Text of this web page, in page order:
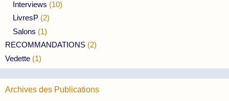
Interviews (10)
LivresP (2)
Salons (1)
RECOMMANDATIONS (2)
Vedette (1)
Archives des Publications